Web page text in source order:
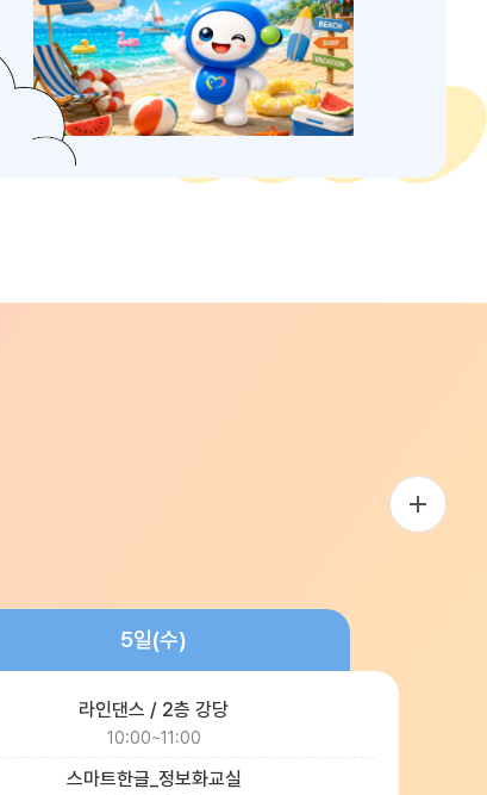
5일(수)
라인댄스 / 2층 강당
10:00~11:00
스마트한글_정보화교실